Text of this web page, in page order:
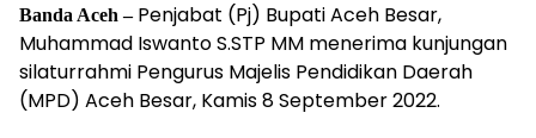
Banda Aceh –Penjabat (Pj) Bupati Aceh Besar,
Muhammad Iswanto S.STP MM menerima kunjungan
silaturrahmi Pengurus Majelis Pendidikan Daerah
(MPD) Aceh Besar, Kamis 8 September 2022.